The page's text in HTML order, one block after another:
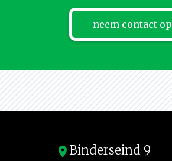
neem contact op
location_on Binderseind 9